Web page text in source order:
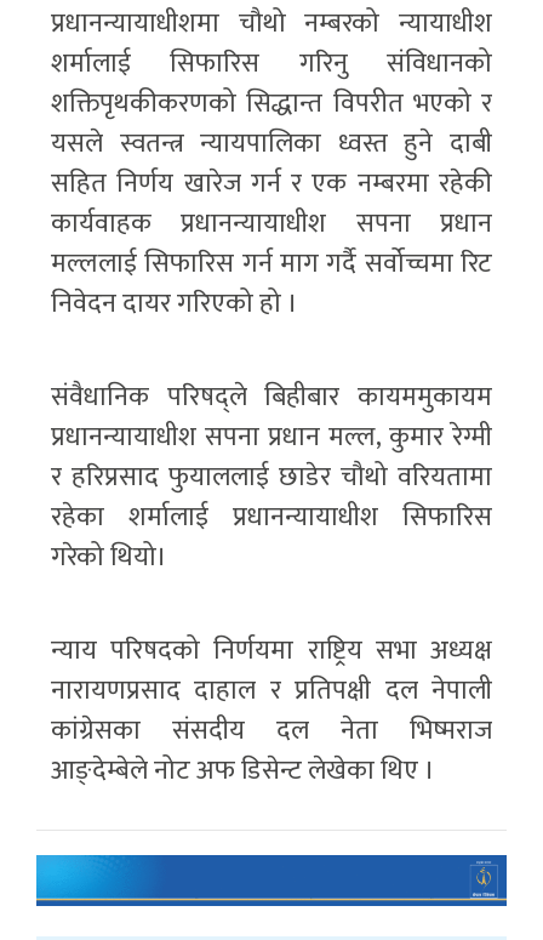
प्रधानन्यायाधीशमा चौथो नम्बरको न्यायाधीश
शर्मालाई सिफारिस गरिनु संविधानको
शक्तिपृथकीकरणको सिद्धान्त विपरीत भएको र
यसले स्वतन्त्र न्यायपालिका ध्वस्त हुने दाबी
सहित निर्णय खारेज गर्न र एक नम्बरमा रहेकी
कार्यवाहक प्रधानन्यायाधीश सपना प्रधान
मल्ललाई सिफारिस गर्न माग गर्दै सर्वोच्चमा रिट
निवेदन दायर गरिएको हो ।
संवैधानिक परिषद्ले बिहीबार कायममुकायम
प्रधानन्यायाधीश सपना प्रधान मल्ल, कुमार रेग्मी
र हरिप्रसाद फुयाललाई छाडेर चौथो वरियतामा
रहेका शर्मालाई प्रधानन्यायाधीश सिफारिस
गरेको थियो।
न्याय परिषदको निर्णयमा राष्ट्रिय सभा अध्यक्ष
नारायणप्रसाद दाहाल र प्रतिपक्षी दल नेपाली
कांग्रेसका संसदीय दल नेता भिष्मराज
आङ्देम्बेले नोट अफ डिसेन्ट लेखेका थिए ।